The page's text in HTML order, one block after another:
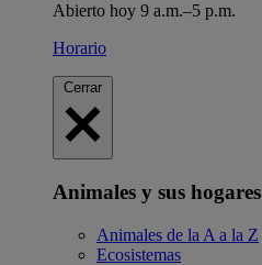
Abierto hoy 9 a.m.–5 p.m.
Horario
Cerrar
Animales y sus hogares
Animales de la A a la Z
Ecosistemas